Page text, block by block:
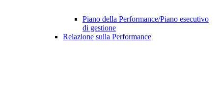
Piano della Performance/Piano esecutivo
di gestione
Relazione sulla Performance